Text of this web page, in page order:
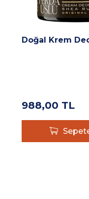
Doğal Krem
988,00 TL